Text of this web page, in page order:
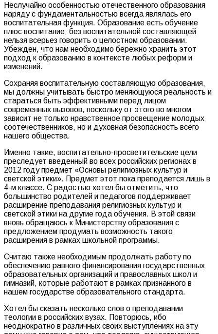
Неслучайно особенностью отечественного образования
наряду с фундаментальностью всегда являлась его
воспитательная функция. Образование есть обучение
плюс воспитание; без воспитательной составляющей
нельзя всерьез говорить о целостном образовании.
Убежден, что нам необходимо бережно хранить этот
подход к образованию в контексте любых реформ и
изменений.
Сохраняя воспитательную составляющую образования,
мы должны учитывать быстро меняющуюся реальность и
стараться быть эффективными перед лицом
современных вызовов, поскольку от этого во многом
зависит не только нравственное просвещение молодых
соотечественников, но и духовная безопасность всего
нашего общества.
Именно такие, воспитательно-просветительские цели
преследует введенный во всех российских регионах в
2012 году предмет «Основы религиозных культур и
светской этики». Предмет этот пока преподается лишь в
4-м классе. С радостью хотел бы отметить, что
большинство родителей и педагогов поддерживает
расширение преподавания религиозных культур и
светской этики на другие года обучения. В этой связи
вновь обращаюсь к Министерству образования с
предложением продумать возможность такого
расширения в рамках школьной программы.
Считаю также необходимым продолжать работу по
обеспечению равного финансирования государственных
образовательных организаций и православных школ и
гимназий, которые работают в рамках признанного в
нашем государстве образовательного стандарта.
Хотел бы сказать несколько слов о преподавании
теологии в российских вузах. Повторюсь, ибо
неоднократно в различных своих выступлениях на эту